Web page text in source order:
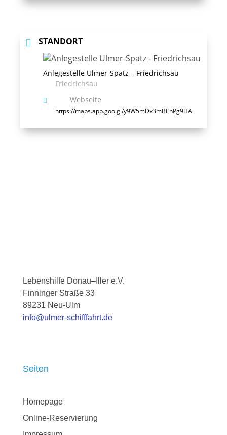
STANDORT
Anlegestelle Ulmer-Spatz – Friedrichsau
Friedrichsau
Webseite
https://maps.app.goo.gl/y9W5mDx3mBEnPg9HA
Lebenshilfe Donau–Iller e.V.
Finninger Straße 33
89231 Neu-Ulm
info@ulmer-schifffahrt.de
Seiten
Homepage
Online-Reservierung